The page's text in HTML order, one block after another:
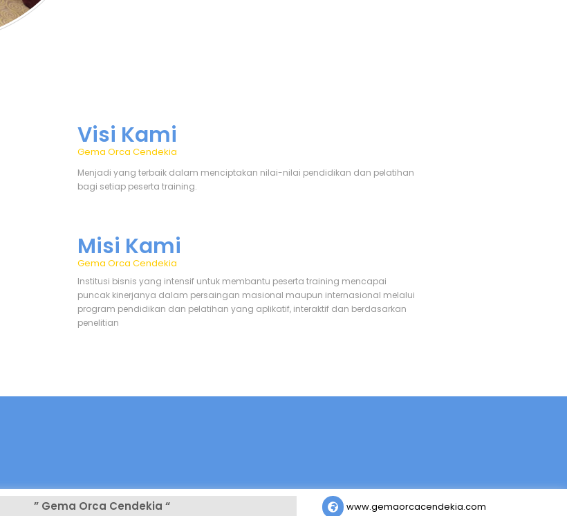
Visi Kami
Gema Orca Cendekia
Menjadi yang terbaik dalam menciptakan nilai-nilai pendidikan dan pelatihan
bagi setiap peserta training.
Misi Kami
Gema Orca Cendekia
Institusi bisnis yang intensif untuk membantu peserta training mencapai
puncak kinerjanya dalam persaingan masional maupun internasional melalui
program pendidikan dan pelatihan yang aplikatif, interaktif dan berdasarkan
penelitian
” Gema Orca Cendekia “ www.gemaorcacendekia.com